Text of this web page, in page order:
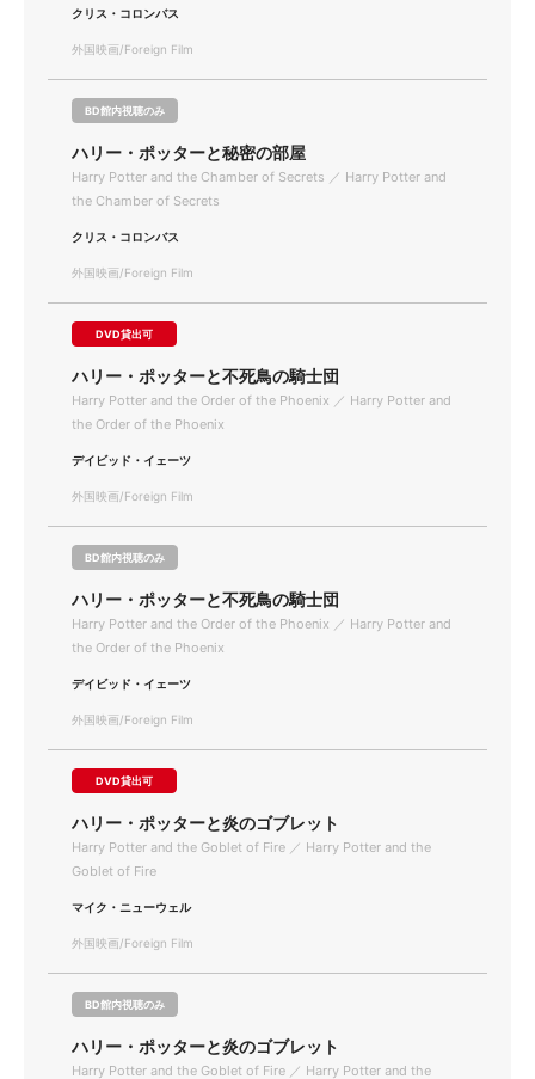
クリス・コロンバス
外国映画/Foreign Film
BD館内視聴のみ
ハリー・ポッターと秘密の部屋
Harry Potter and the Chamber of Secrets ／ Harry Potter and
the Chamber of Secrets
クリス・コロンバス
外国映画/Foreign Film
DVD貸出可
ハリー・ポッターと不死鳥の騎士団
Harry Potter and the Order of the Phoenix ／ Harry Potter and
the Order of the Phoenix
デイビッド・イェーツ
外国映画/Foreign Film
BD館内視聴のみ
ハリー・ポッターと不死鳥の騎士団
Harry Potter and the Order of the Phoenix ／ Harry Potter and
the Order of the Phoenix
デイビッド・イェーツ
外国映画/Foreign Film
DVD貸出可
ハリー・ポッターと炎のゴブレット
Harry Potter and the Goblet of Fire ／ Harry Potter and the
Goblet of Fire
マイク・ニューウェル
外国映画/Foreign Film
BD館内視聴のみ
ハリー・ポッターと炎のゴブレット
Harry Potter and the Goblet of Fire ／ Harry Potter and the